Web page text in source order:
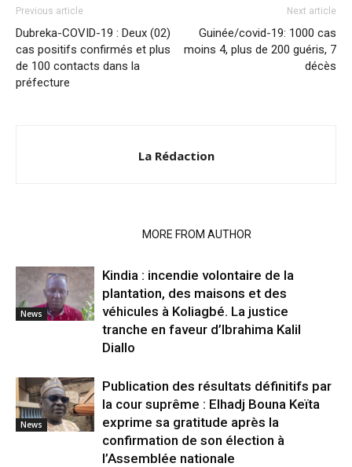
Previous article
Dubreka-COVID-19 : Deux (02)
cas positifs confirmés et plus
de 100 contacts dans la
préfecture
Next article
Guinée/covid-19: 1000 cas
moins 4, plus de 200 guéris, 7
décès
La Rédaction
MORE FROM AUTHOR
News
Kindia : incendie volontaire de la
plantation, des maisons et des
véhicules à Koliagbé. La justice
tranche en faveur d’Ibrahima Kalil
Diallo
News
Publication des résultats définitifs par
la cour suprême : Elhadj Bouna Keïta
exprime sa gratitude après la
confirmation de son élection à
l’Assemblée nationale